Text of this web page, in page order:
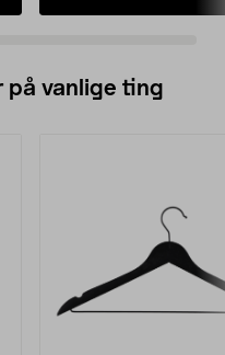
på vanlige ting